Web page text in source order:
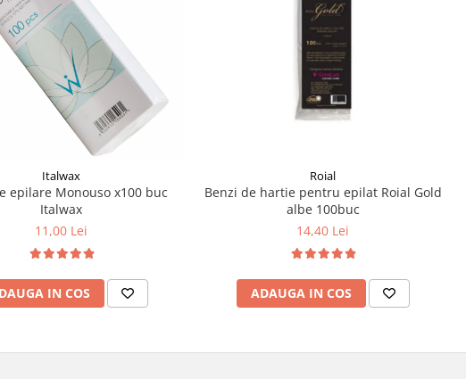
Italwax
epilare Monouso x100 buc
Italwax
11,00 Lei
IN COS
Roial
Benzi de hartie pentru epilat Roial Gold
albe 100buc
14,40 Lei
ADAUGA IN COS